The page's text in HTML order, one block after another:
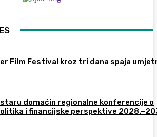
Film Festival kroz tri dana spaja
domaćin regionalne konferencije o
i financijske perspektive